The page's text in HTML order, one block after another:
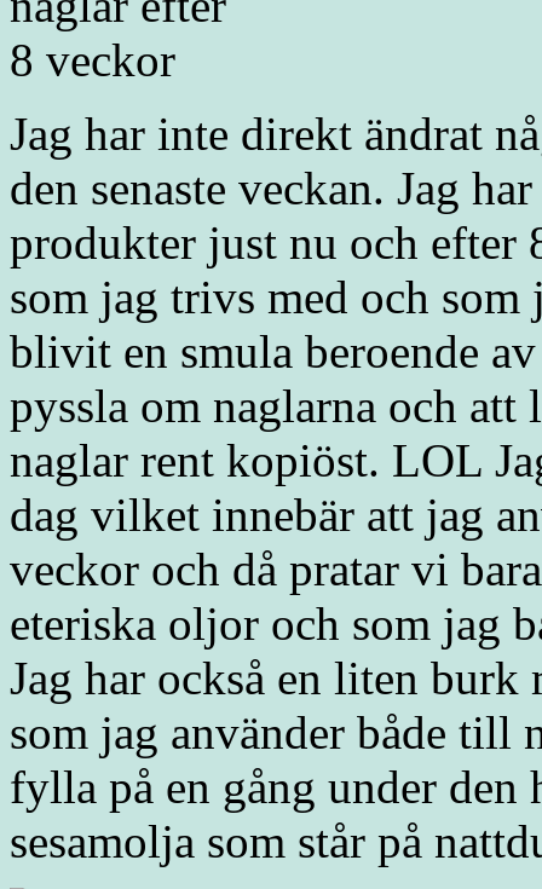
Jag har inte direkt ändrat
den senaste veckan. Jag
produkter just nu och
som jag trivs med och som
blivit en smula beroende
pyssla om naglarna och
naglar rent kopiöst. LOL
dag vilket innebär att jag
veckor och då pratar vi
eteriska oljor och som jag
Jag har också en liten
som jag använder både till
fylla på en gång under den
sesamolja som står på